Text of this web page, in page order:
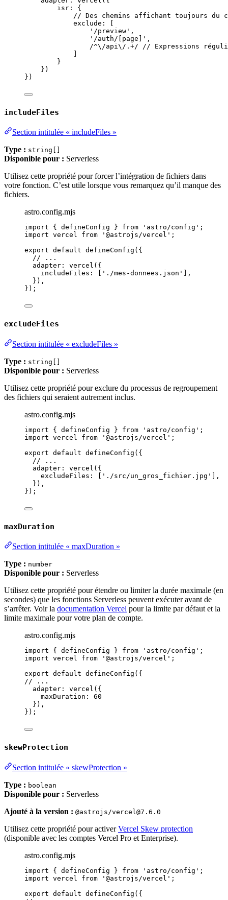
isr: {
// Des chemins affichant toujours du
exclude: [
' /preview ' ,
' /auth/[page] ' ,
/^\/api\/ . +/
// Expressions
}
})
})
includeFiles
Section intitulée « includeFiles »
Type : string[]
Disponible pour : Serverless
Utilisez cette propriété pour forcer l’intégration de fichiers dans
votre fonction. C’est utile lorsque vous remarquez qu’il manque des
fichiers.
astro.config.mjs
import { defineConfig } from ' astro/config ' ;
import vercel from ' @astrojs/vercel ' ;
export default defineConfig ({
// ...
adapter: vercel ({
includeFiles: [
' ./mes-donnees.json '
],
}),
});
excludeFiles
Section intitulée « excludeFiles »
Type : string[]
Disponible pour : Serverless
Utilisez cette propriété pour exclure du processus de regroupement
des fichiers qui seraient autrement inclus.
astro.config.mjs
import { defineConfig } from ' astro/config ' ;
import vercel from ' @astrojs/vercel ' ;
export default defineConfig ({
// ...
adapter: vercel ({
excludeFiles: [
' ./src/un_gros_fichier.jpg '
],
}),
});
maxDuration
Section intitulée « maxDuration »
Type : number
Disponible pour : Serverless
Utilisez cette propriété pour étendre ou limiter la durée maximale (en
secondes) que les fonctions Serverless peuvent exécuter avant de
s’arrêter. Voir la documentation Vercel pour la limite par défaut et la
limite maximale pour votre plan de compte.
astro.config.mjs
import { defineConfig } from ' astro/config ' ;
import vercel from ' @astrojs/vercel ' ;
export default defineConfig ({
// ...
adapter: vercel ({
maxDuration: 60
}),
});
skewProtection
Section intitulée « skewProtection »
Type : boolean
Disponible pour : Serverless
Ajouté à la version : @astrojs/vercel@7.6.0
Utilisez cette propriété pour activerVercel Skew protection
(disponible avec les comptes Vercel Pro et Enterprise).
astro.config.mjs
import { defineConfig } from ' astro/config ' ;
import vercel from ' @astrojs/vercel ' ;
export default defineConfig ({